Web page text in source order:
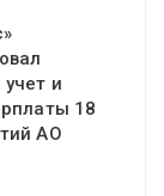
и
18
АО